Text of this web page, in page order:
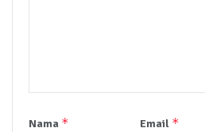
Nama * Email *